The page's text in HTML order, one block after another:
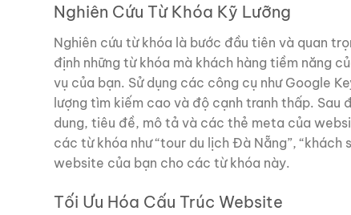
Nghiên Cứu Từ Khóa Kỹ Lưỡng
Nghiên cứu từ khóa là bước đầu tiên và quan
định những từ khóa mà khách hàng tiềm năng
vụ của bạn. Sử dụng các công cụ như Google
lượng tìm kiếm cao và độ cạnh tranh thấp. Sau
dung, tiêu đề, mô tả và các thẻ meta của
các từ khóa như “tour du lịch Đà Nẵng”,
website của bạn cho các từ khóa này.
Tối Ưu Hóa Cấu Trúc Website